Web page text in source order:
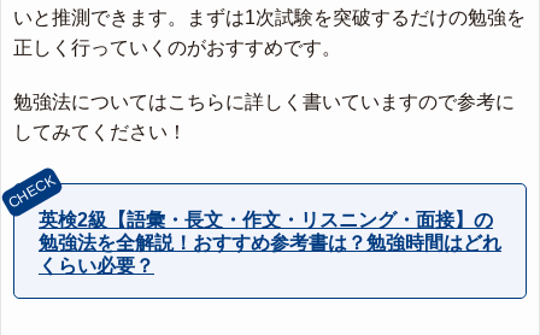
いと推測できます。まずは1次試験を突破するだけの勉強を
正しく行っていくのがおすすめです。
勉強法についてはこちらに詳しく書いていますので参考に
してみてください！
英検2級【語彙・長文・作文・リスニング・面接】の
勉強法を全解説！おすすめ参考書は？勉強時間はどれ
くらい必要？